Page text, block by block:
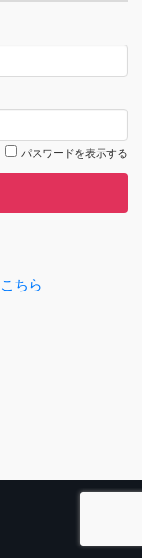
パスワードを表示する
こちら